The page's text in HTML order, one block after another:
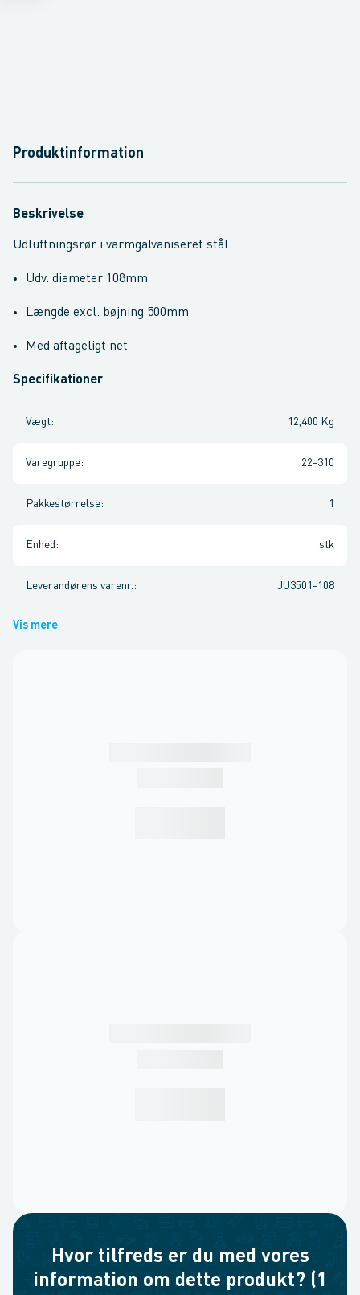
Produktinformation
Beskrivelse
Udluftningsrør i varmgalvaniseret stål
Udv. diameter 108mm
Længde excl. bøjning 500mm
Med aftageligt net
Specifikationer
Vægt: 12,400 Kg
Varegruppe: 22-310
Pakkestørrelse: 1
Enhed : stk
Leverandørens varenr. : JU3501-108
Vis mere
Hvor tilfreds er du med vores
information om dette produkt? (1